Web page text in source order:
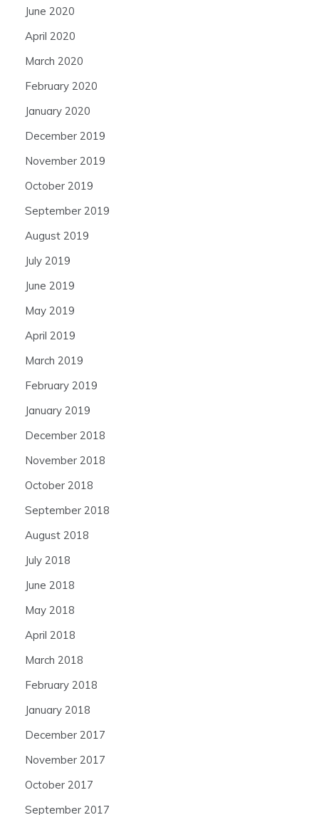
June 2020
April 2020
March 2020
February 2020
January 2020
December 2019
November 2019
October 2019
September 2019
August 2019
July 2019
June 2019
May 2019
April 2019
March 2019
February 2019
January 2019
December 2018
November 2018
October 2018
September 2018
August 2018
July 2018
June 2018
May 2018
April 2018
March 2018
February 2018
January 2018
December 2017
November 2017
October 2017
September 2017